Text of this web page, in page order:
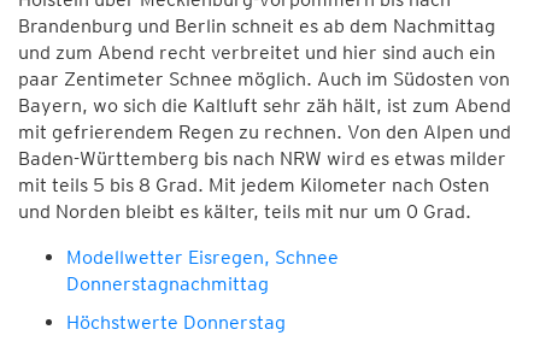
Brandenburg und Berlin schneit es ab dem Nachmittag
und zum Abend recht verbreitet und hier sind auch ein
paar Zentimeter Schnee möglich. Auch im Südosten von
Bayern, wo sich die Kaltluft sehr zäh hält, ist zum Abend
mit gefrierendem Regen zu rechnen. Von den Alpen und
Baden-Württemberg bis nach NRW wird es etwas milder
mit teils 5 bis 8 Grad. Mit jedem Kilometer nach Osten
und Norden bleibt es kälter, teils mit nur um 0 Grad.
Modellwetter Eisregen, Schnee
Donnerstagnachmittag
Höchstwerte Donnerstag